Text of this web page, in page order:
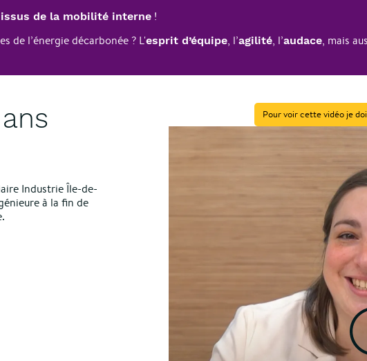
issus de la mobilité interne !
de l’énergie décarbonée ? L'esprit d’équipe, l’agilité, l’audace, mais
Industrie Île-de-
à la fin de
Pour voir cette vidéo je